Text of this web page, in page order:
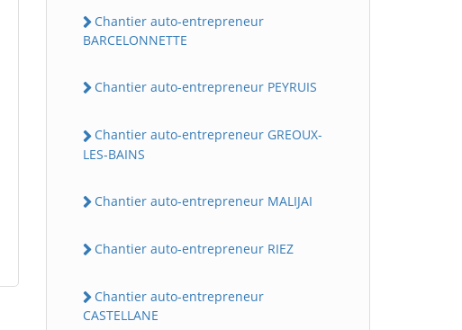
Chantier auto-entrepreneur
BARCELONNETTE
Chantier auto-entrepreneur PEYRUIS
Chantier auto-entrepreneur GREOUX-
LES-BAINS
Chantier auto-entrepreneur MALIJAI
Chantier auto-entrepreneur RIEZ
Chantier auto-entrepreneur
CASTELLANE